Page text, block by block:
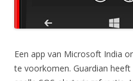
Een app van Microsoft India
te voorkomen. Guardian